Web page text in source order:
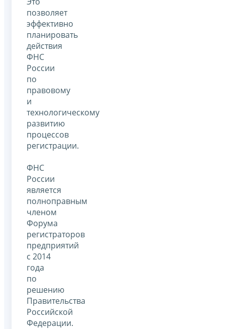
позволяет
эффективно
планировать
действия
ФНС
России
по
правовому
и
технологическому
развитию
процессов
регистрации.
ФНС
России
является
полноправным
членом
Форума
регистраторов
предприятий
с 2014
года
по
решению
Правительства
Российской
Федерации.